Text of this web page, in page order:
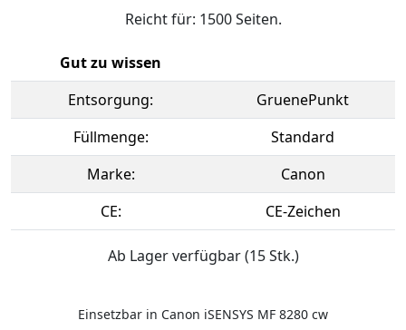
Reicht für: 1500 Seiten.
Gut zu wissen
Entsorgung:
GruenePunkt
Füllmenge:
Standard
Marke:
Canon
CE:
CE-Zeichen
Ab Lager verfügbar (15 Stk.)
Einsetzbar in Canon iSENSYS MF 8280 cw